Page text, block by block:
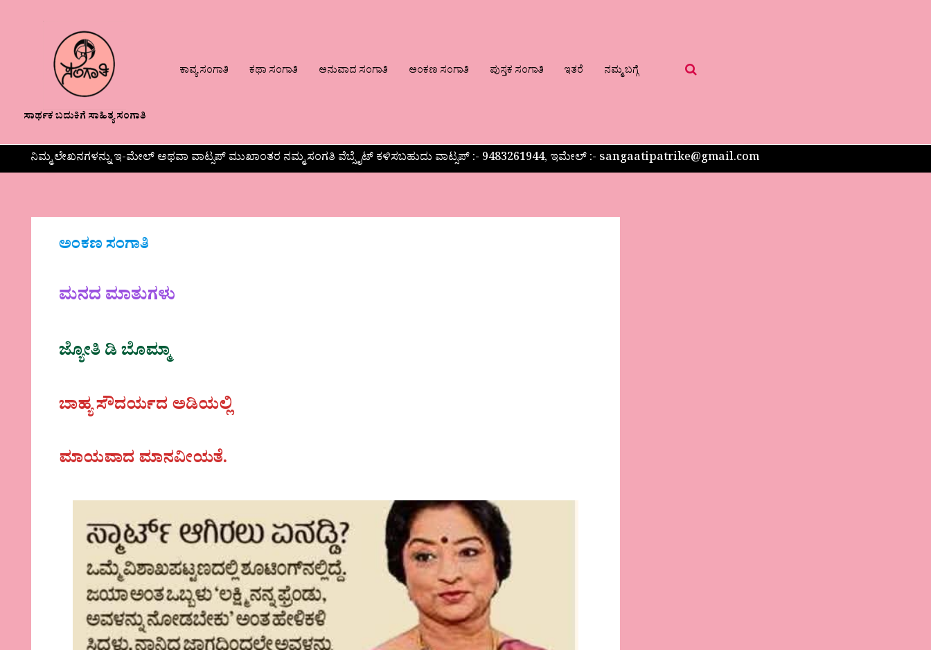
ಸಾರ್ಥಕ ಬದುಕಿಗೆ ಸಾಹಿತ್ಯ ಸಂಗಾತಿ
ಕಾವ್ಯ ಸಂಗಾತಿ ಕಥಾ ಸಂಗಾತಿ ಅನುವಾದ ಸಂಗಾತಿ ಅಂಕಣ ಸಂಗಾತಿ ಪುಸ್ತಕ ಸಂಗಾತಿ ಇತರೆ ನಮ್ಮ ಬಗ್ಗೆ
ನಿಮ್ಮ ಲೇಖನಗಳನ್ನು ಇ-ಮೇಲ್ ಅಥವಾ ವಾಟ್ಸಪ್ ಮುಖಾಂತರ ನಮ್ಮ ಸಂಗತಿ ವೆಬ್ಸೈಟ್ ಕಳಿಸಬಹುದು ವಾಟ್ಸಪ್‌ :- 9483261944, ಇಮೇಲ್ :- sangaatipatrike@gmail.com
ಅಂಕಣ ಸಂಗಾತಿ
ಮನದ ಮಾತುಗಳು
ಜ್ಯೋತಿ ಡಿ ಬೊಮ್ಮಾ
ಬಾಹ್ಯ ಸೌದರ್ಯದ ಅಡಿಯಲ್ಲಿ
ಮಾಯವಾದ ಮಾನವೀಯತೆ.